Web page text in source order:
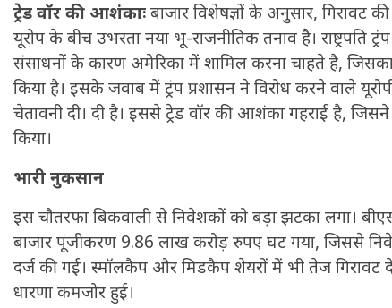
ट्रेड वॉर की आशंकाःबाजार विशेषज्ञों के अनुसार,
यूरोप के बीच उभरता नया भू-राजनीतिक तनाव है। राष्ट्रपति
संसाधनों के कारण अमेरिका में शामिल करना चाहते है, जिसका
किया है। इसके जवाब में ट्रंप प्रशासन ने विरोध करने वाले
चेतावनी दी। दी है। इससे ट्रेड वॉर की आशंका गहराई है,
किया।
भारी नुकसान
इस चौतरफा बिकवाली से निवेशकों को बड़ा झटका लगा।
बाजार पूंजीकरण 9.86 लाख करोड़ रुपए घट गया, जिससे
दर्ज की गई। स्मॉलकैप और मिडकैप शेयरों में भी तेज
धारणा कमजोर हुई।